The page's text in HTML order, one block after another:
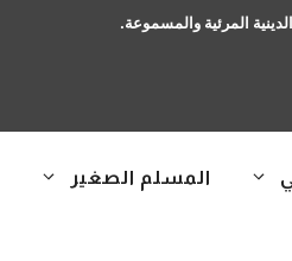
المرئية والمسموعة.
المسلم الصغير